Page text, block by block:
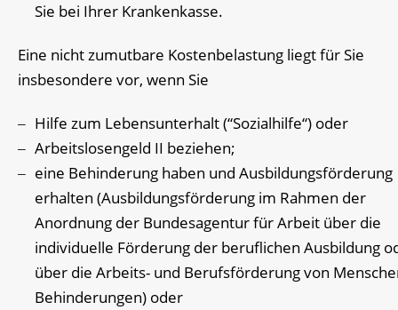
Sie bei Ihrer Krankenkasse.
Eine nicht zumutbare Kostenbelastung liegt für Sie
insbesondere vor, wenn Sie
Hilfe zum Lebensunterhalt (“Sozialhilfe“) oder
Arbeitslosengeld II beziehen;
eine Behinderung haben und Ausbildungsförderung
erhalten (Ausbildungsförderung im Rahmen der
Anordnung der Bundesagentur für Arbeit über die
individuelle Förderung der beruflichen Ausbildung
über die Arbeits- und Berufsförderung von
Behinderungen) oder